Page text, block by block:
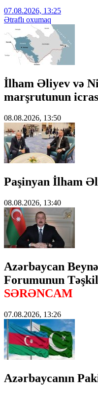
07.08.2026, 13:25
Ətraflı oxumaq
İlham Əliyev və
marşrutunun
08.08.2026, 13:50
Paşinyan İlham
08.08.2026, 13:40
Azərbaycan
Forumunun
SƏRƏNCAM
07.08.2026, 13:26
Azərbaycanın